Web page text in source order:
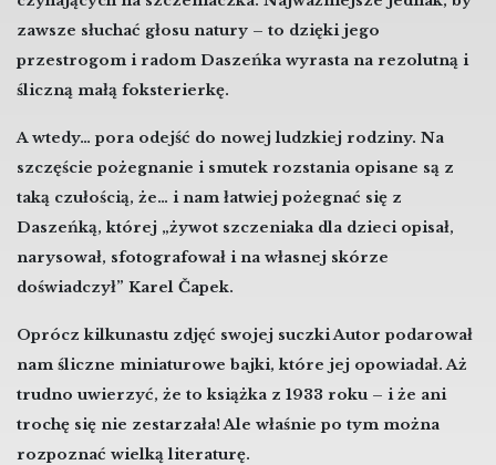
zawsze słuchać głosu natury – to dzięki jego
przestrogom i radom Daszeńka wyrasta na rezolutną i
śliczną małą foksterierkę.
A wtedy… pora odejść do nowej ludzkiej rodziny. Na
szczęście pożegnanie i smutek rozstania opisane są z
taką czułością, że… i nam łatwiej pożegnać się z
Daszeńką, której „żywot szczeniaka dla dzieci opisał,
narysował, sfotografował i na własnej skórze
doświadczył” Karel Čapek.
Oprócz kilkunastu zdjęć swojej suczki Autor podarował
nam śliczne miniaturowe bajki, które jej opowiadał. Aż
trudno uwierzyć, że to książka z 1933 roku – i że ani
trochę się nie zestarzała! Ale właśnie po tym można
rozpoznać wielką literaturę.